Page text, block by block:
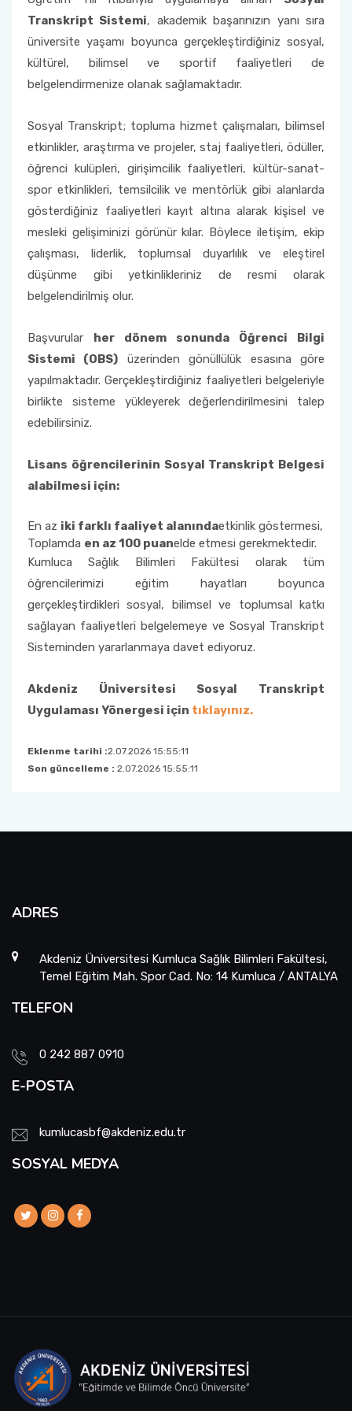
Transkript Sistemi, akademik başarınızın yanı sıra
üniversite yaşamı boyunca gerçekleştirdiğiniz sosyal,
kültürel, bilimsel ve sportif faaliyetleri de
belgelendirmenize olanak sağlamaktadır.
Sosyal Transkript; topluma hizmet çalışmaları, bilimsel
etkinlikler, araştırma ve projeler, staj faaliyetleri, ödüller,
öğrenci kulüpleri, girişimcilik faaliyetleri, kültür-sanat-
spor etkinlikleri, temsilcilik ve mentörlük gibi alanlarda
gösterdiğiniz faaliyetleri kayıt altına alarak kişisel ve
mesleki gelişiminizi görünür kılar. Böylece iletişim, ekip
çalışması, liderlik, toplumsal duyarlılık ve eleştirel
düşünme gibi yetkinlikleriniz de resmi olarak
belgelendirilmiş olur.
Başvurular her dönem sonunda Öğrenci Bilgi
Sistemi (OBS) üzerinden gönüllülük esasına göre
yapılmaktadır. Gerçekleştirdiğiniz faaliyetleri belgeleriyle
birlikte sisteme yükleyerek değerlendirilmesini talep
edebilirsiniz.
Lisans öğrencilerinin Sosyal Transkript Belgesi
alabilmesi için:
En az iki farklı faaliyet alanındaetkinlik göstermesi,
Toplamda en az 100 puanelde etmesi gerekmektedir.
Kumluca Sağlık Bilimleri Fakültesi olarak tüm
öğrencilerimizi eğitim hayatları boyunca
gerçekleştirdikleri sosyal, bilimsel ve toplumsal katkı
sağlayan faaliyetleri belgelemeye ve Sosyal Transkript
Sisteminden yararlanmaya davet ediyoruz.
Akdeniz Üniversitesi Sosyal Transkript
Uygulaması Yönergesi için tıklayınız.
Eklenme tarihi :2.07.2026 15:55:11
Son güncelleme : 2.07.2026 15:55:11
ADRES
Akdeniz Üniversitesi Kumluca Sağlık Bilimleri Fakültesi,
Temel Eğitim Mah. Spor Cad. No: 14 Kumluca / ANTALYA
TELEFON
0 242 887 0910
E-POSTA
kumlucasbf@akdeniz.edu.tr
SOSYAL MEDYA
Fakülte Akademik Kurul Raporları
Organizasyon Şeması
Komisyonlar
Halk Sağlığı Hemşireliği Anabilim Dalı
Çocuk Gelişimciler Günü Etkinlikleri Komisyonu
Ders Eşdeğerlik ve Yatay - Dikey Geçiş
Komisyonu
Eğitim Öğretim Koordinasyon Kurulu (EÖKK)
Fakülte Tanıtım ve Kariyer Günleri Planlama
Komisyonu
Hemşirelik Haftası Etkinlikleri Komisyonu
Öğrenci Uyum ve Geliştirme Komisyonu
Ölçme Değerlendirme Komisyonu
Program Değerlendirme Komisyonu
Sıfır Atık Yönetim Sistemi Alt Komisyonu
Sosyal Komite Komisyonu
Sosyal Medya Komisyonu
Ulusal/ Uluslararası İlişkiler Koordinatörlüğü
Yemin Töreni Komisyonu
2018 Yılı Etkinlikler
Psikiyatri Hemşireliği Anabilim Dalı Formları
Halk Sağlığı Hemşireliği Anabilim Dalı Formları
Genel Intörnlük Dersi
Sınavda Uyulması Gereken Kurallar
Kariyer Planlama
‘’Sahada Çocukla Çalışmak’’ konulu seminer ve
atölye çalışması
Öğrenci Uyum Programı
Öğrenci Çalıştayları
Değişim Programları
Sosyal Transkript
Sürekli İyileştirme Plan Formu
Memnuniyet Anketleri
Düzeltici Önleyici Faaliyetler